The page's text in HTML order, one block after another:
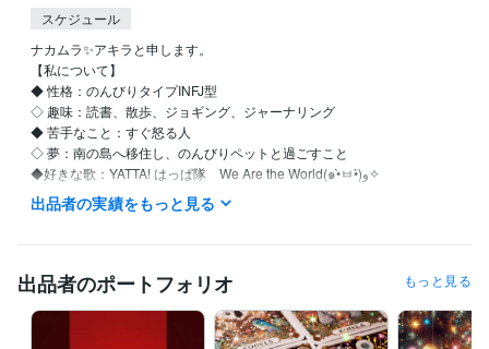
スケジュール
ナカムラ✨アキラと申します。
【私について】
◆ 性格：のんびりタイプINFJ型
◇ 趣味：読書、散歩、ジョギング、ジャーナリング
◆ 苦手なこと：すぐ怒る人
◇ 夢：南の島へ移住し、のんびりペットと過ごすこと
◆好きな歌：YATTA! はっぱ隊　We Are the World(๑•̀ㅂ•́)و✧
【自分を愛し、自然体で生きるためのセルフラブ実践ガイド】
仕事も恋愛も、なんだかうまくいかない
他人と自分を比べては自虐して
ついには「私なんて、どうせ無理」と自責の毎日…
出品者の実績をもっと見る
出品者のポートフォリオ もっと見る